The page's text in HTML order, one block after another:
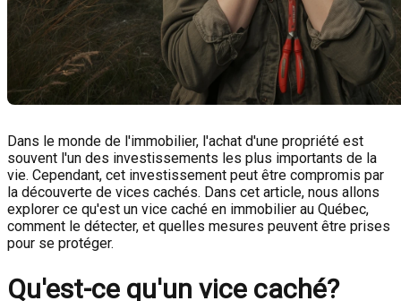
Dans le monde de l'immobilier, l'achat d'une propriété est
souvent l'un des investissements les plus importants de la
vie. Cependant, cet investissement peut être compromis par
la découverte de vices cachés. Dans cet article, nous allons
explorer ce qu'est un vice caché en immobilier au Québec,
comment le détecter, et quelles mesures peuvent être prises
pour se protéger.
Qu'est-ce qu'un vice caché?